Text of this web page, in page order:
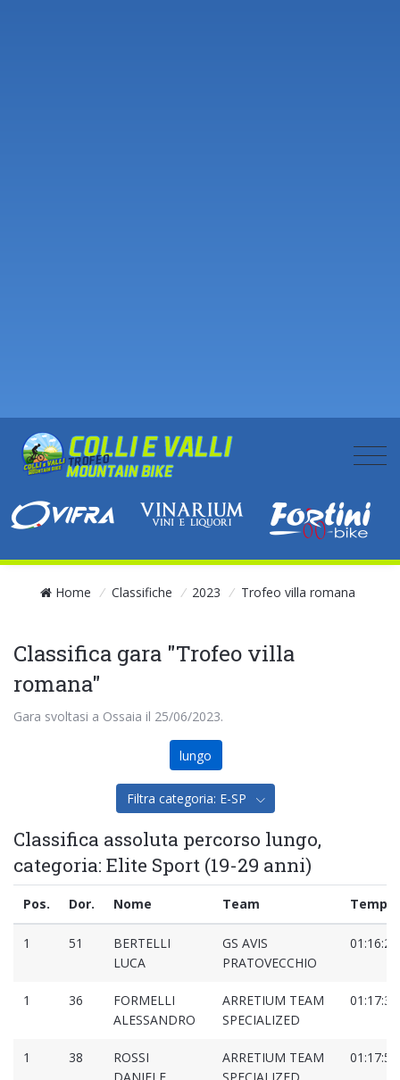
Home / Classifiche / 2023 / Trofeo villa romana
Classifica gara "Trofeo villa
romana"
Gara svoltasi a Ossaia il 25/06/2023.
lungo
Filtra categoria: E-SP
Classifica assoluta percorso lungo,
categoria: Elite Sport (19-29 anni)
Pos. Dor. Nome Team Tempo
1 51
BERTELLI
LUCA
GS AVIS
PRATOVECCHIO
1 36
FORMELLI
ALESSANDRO
ARRETIUM TEAM
SPECIALIZED
1 38
ROSSI
ARRETIUM TEAM